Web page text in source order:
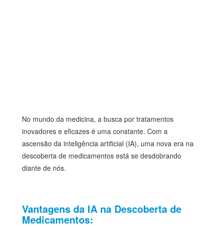
No mundo da medicina, a busca por tratamentos
inovadores e eficazes é uma constante. Com a
ascensão da inteligência artificial (IA), uma nova era na
descoberta de medicamentos está se desdobrando
diante de nós.
Vantagens da IA na Descoberta de
Medicamentos: